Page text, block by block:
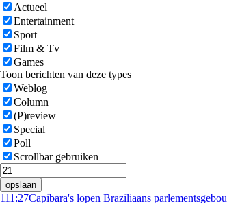
Actueel
Entertainment
Sport
Film & Tv
Games
Toon berichten van deze types
Weblog
Column
(P)review
Special
Poll
Scrollbar gebruiken
opslaan
111:27Capibara's lopen Braziliaans